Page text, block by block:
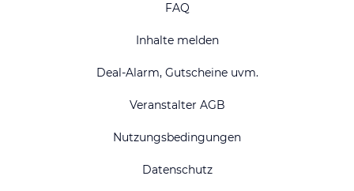
FAQ
Inhalte melden
Deal-Alarm, Gutscheine uvm.
Veranstalter AGB
Nutzungsbedingungen
Datenschutz